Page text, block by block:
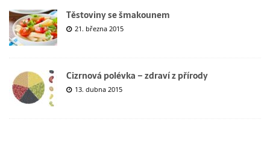
Těstoviny se šmakounem
21. března 2015
Cizrnová polévka – zdraví z přírody
13. dubna 2015